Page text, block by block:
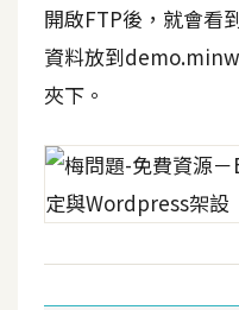
S
S
a
v
a
c
開啟FTP後，就會看
資料放到
夾下。